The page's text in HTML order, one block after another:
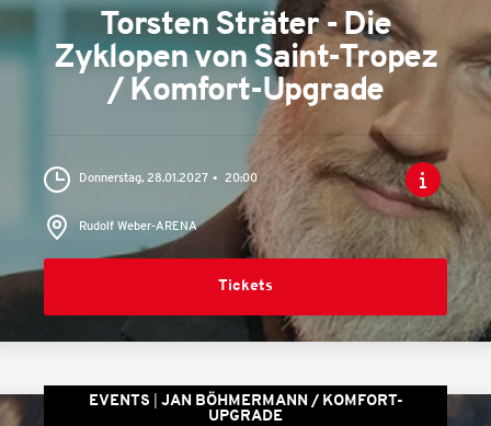
Torsten Sträter - Die
Zyklopen von Saint-Tropez
/ Komfort-Upgrade
Donnerstag, 28.01.2027 20:00
Rudolf Weber-ARENA
Tickets
EVENTS
JAN BÖHMERMANN / KOMFORT-
UPGRADE